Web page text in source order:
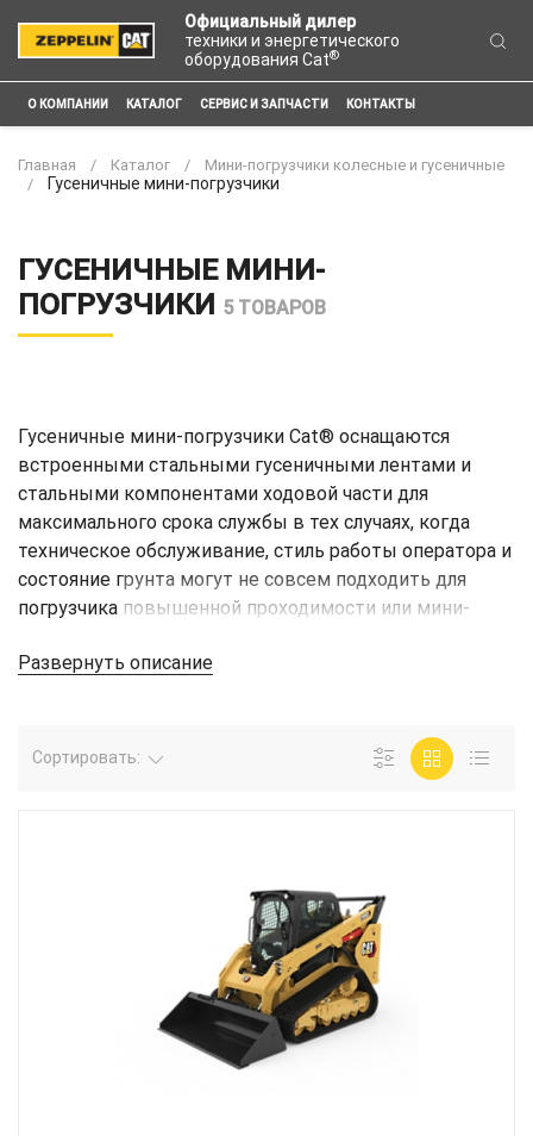
Официальный дилер
техники и энергетического
оборудования Cat®
О КОМПАНИИ КАТАЛОГ СЕРВИС И ЗАПЧАСТИ КОНТАКТЫ
Главная Каталог Мини-погрузчики колесные и гусеничные
Гусеничные мини-погрузчики
ГУСЕНИЧНЫЕ МИНИ-
ПОГРУЗЧИКИ 5 ТОВАРОВ
Гусеничные мини-погрузчики Cat® оснащаются
встроенными стальными гусеничными лентами и
стальными компонентами ходовой части для
максимального срока службы в тех случаях, когда
техническое обслуживание, стиль работы оператора и
состояние грунта могут не совсем подходить для
погрузчика повышенной проходимости или мини-
Развернуть описание
Сортировать: